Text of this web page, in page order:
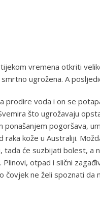
vremena otkriti
ugrožena. A
prodire voda i on se
što ugrožavaju
ponašanjem pogoršava,
kože u Australiji.
tada će suzbijati bolest, a
otpad i slični
čovjek ne želi spoznati